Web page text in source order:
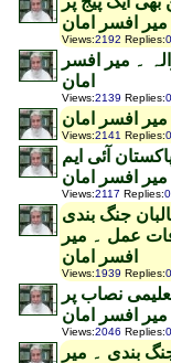
افسر امان
Views:2192 Replies:0
۔ میر افسر
امان
Views:2139 Replies:0
افسر امان
Views:2141 Replies:0
آئی ایم
افسر امان
Views:2117 Replies:0
جنگ بندی
عمل ۔ میر
افسر امان
Views:1939 Replies:0
نصاب پر
افسر امان
Views:2046 Replies:0
بندی ۔ میر